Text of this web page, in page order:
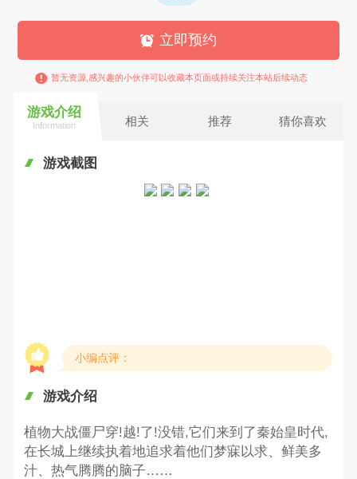
立即预约
暂无资源,感兴趣的小伙伴可以收藏本页面或持续关注本站后续动态
游戏介绍
Information 相关 推荐 猜你喜欢
游戏截图
小编点评：
游戏介绍
植物大战僵尸穿!越!了!没错,它们来到了秦始皇时代,
在长城上继续执着地追求着他们梦寐以求、鲜美多
汁、热气腾腾的脑子……